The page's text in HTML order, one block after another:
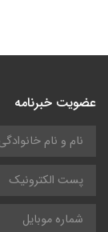
عضویت خبرنامه